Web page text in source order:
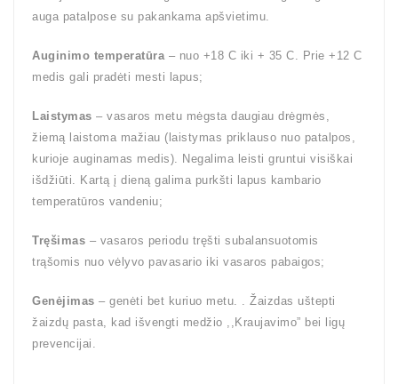
auga patalpose su pakankama apšvietimu.
Auginimo temperatūra– nuo +18 C iki + 35 C. Prie +12 C
medis gali pradėti mesti lapus;
Laistymas – vasaros metu mėgsta daugiau drėgmės,
žiemą laistoma mažiau (laistymas priklauso nuo patalpos,
kurioje auginamas medis). Negalima leisti gruntui visiškai
išdžiūti. Kartą į dieną galima purkšti lapus kambario
temperatūros vandeniu;
Tręšimas – vasaros periodu tręšti subalansuotomis
trąšomis nuo vėlyvo pavasario iki vasaros pabaigos;
Genėjimas – genėti bet kuriuo metu. . Žaizdas uštepti
žaizdų pasta, kad išvengti medžio ,,Kraujavimo” bei ligų
prevencijai.